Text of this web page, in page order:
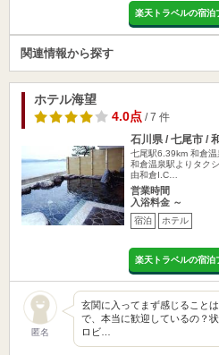
楽天トラベルの宿泊
関連情報から探す
ホテル海望
4.0点/ 7 件
石川県 / 七尾市 /
七尾駅6.39km 和倉
和倉温泉駅よりタク
由和倉I.C…
営業時間
入浴料金 ～
宿泊 ホテル
楽天トラベルの宿泊
匿名
玄関に入ってまず感じること
で、本当に歓迎しているの？
ロビ…